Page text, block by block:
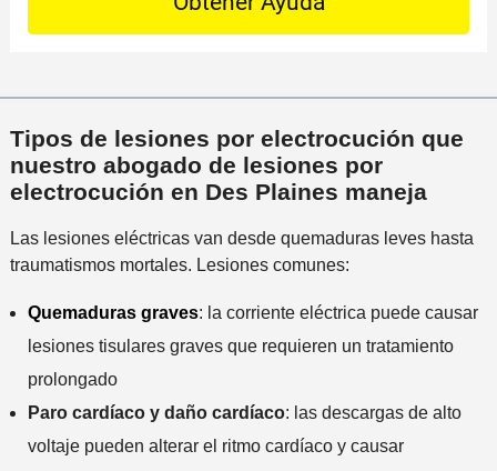
t
P
e
f
e
o
i
d
e
n
t
e
e
r
c
n
a
l
n
d
a
*
Tipos de lesiones por electrocución que
nuestro abogado de lesiones por
electrocución en Des Plaines maneja
Las lesiones eléctricas van desde quemaduras leves hasta
traumatismos mortales. Lesiones comunes:
Quemaduras graves: la corriente eléctrica puede causar
lesiones tisulares graves que requieren un tratamiento
prolongado
Paro cardíaco y daño cardíaco: las descargas de alto
voltaje pueden alterar el ritmo cardíaco y causar